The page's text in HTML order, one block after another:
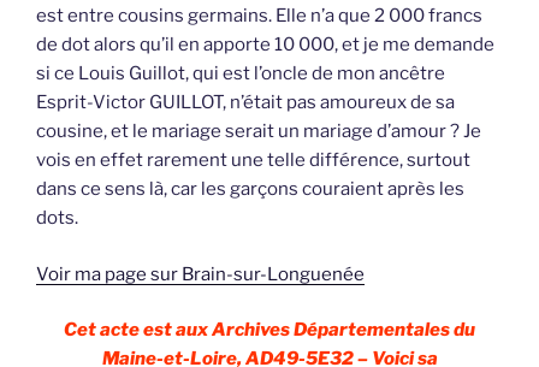
est entre cousins germains. Elle n’a que 2 000 francs
de dot alors qu’il en apporte 10 000, et je me demande
si ce Louis Guillot, qui est l’oncle de mon ancêtre
Esprit-Victor GUILLOT, n’était pas amoureux de sa
cousine, et le mariage serait un mariage d’amour ? Je
vois en effet rarement une telle différence, surtout
dans ce sens là, car les garçons couraient après les
dots.
Voir ma page sur Brain-sur-Longuenée
Cet acte est aux Archives Départementales du
Maine-et-Loire, AD49-5E32 – Voici sa